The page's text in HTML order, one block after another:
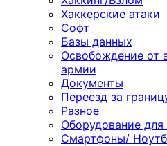
Хаккерские атаки
Софт
Базы данных
Освобождение от
армии
Документы
Переезд за
Разное
Оборудование для
Смартфоны/